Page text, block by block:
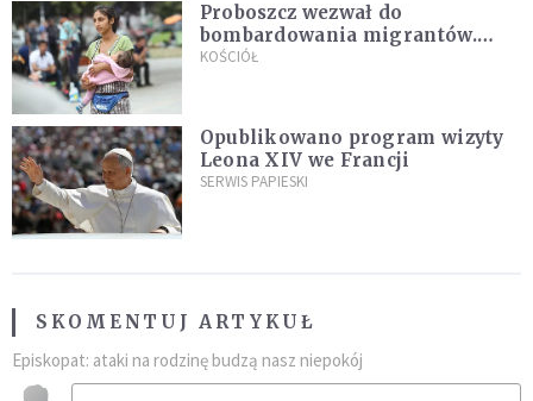
Proboszcz wezwał do
bombardowania migrantów.
"Masowy ogień przeciwko
KOŚCIÓŁ
Opublikowano program wizyty
Leona XIV we Francji
SERWIS PAPIESKI
SKOMENTUJ ARTYKUŁ
Episkopat: ataki na rodzinę budzą nasz niepokój